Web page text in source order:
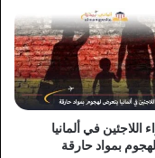
اللاجئين في ألمانيا
بمواد حارقة